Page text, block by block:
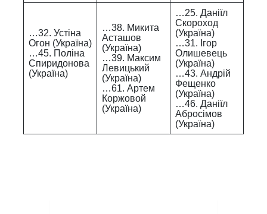
…32. Устіна
Огон (Україна)
…45. Поліна
Спиридонова
(Україна)
…38. Микита
Асташов
(Україна)
…39. Максим
Левицький
(Україна)
…61. Артем
Коржовой
(Україна)
…25. Даніїл
Скороход
(Україна)
…31. Ігор
Олишевець
(Україна)
…43. Андрій
Фещенко
(Україна)
…46. Даніїл
Абросімов
(Україна)